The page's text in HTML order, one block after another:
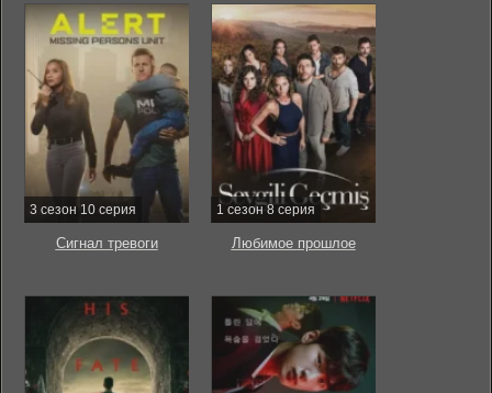
3 сезон 10 серия
Сигнал тревоги
1 сезон 8 серия
Любимое прошлое